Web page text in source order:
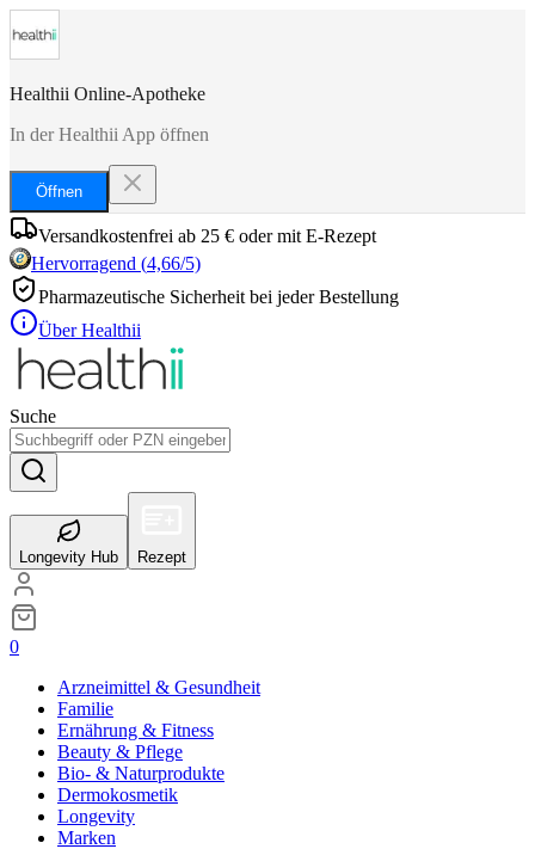
Healthii Online-Apotheke
In der Healthii App öffnen
Öffnen
Versandkostenfrei ab 25 € oder mit E-Rezept
Hervorragend (4,66/5)
Pharmazeutische Sicherheit bei jeder Bestellung
Über Healthii
Suche
Longevity Hub Rezept
0
Arzneimittel & Gesundheit
Familie
Ernährung & Fitness
Beauty & Pflege
Bio- & Naturprodukte
Dermokosmetik
Longevity
Marken